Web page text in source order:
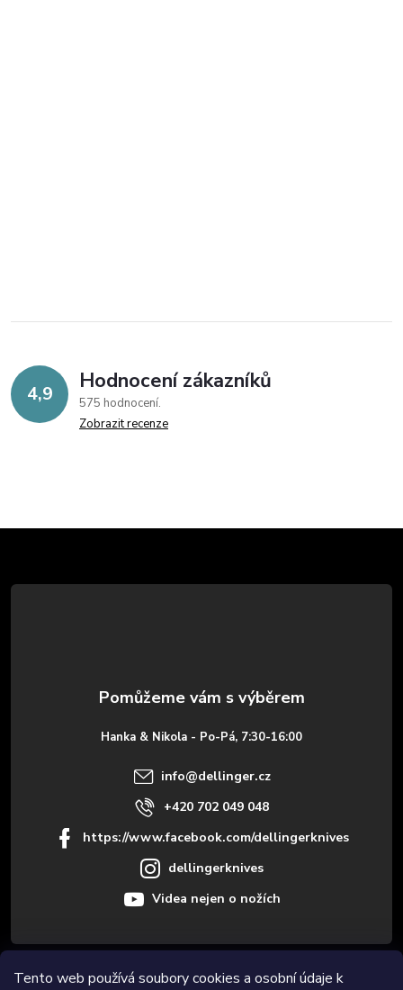
Tento web používá soubory cookies a osobní údaje k
4,9 Hodnocení zákazníků
575 hodnocení
Zobrazit recenze
á
Informace pro vás
Hanka & Nikola - Po-Pá, 7:30-16:00
info@dellinger.cz
+420 702 049 048
https://www.facebook.com/dellingerknives
dellingerknives
Videa nejen o nožích